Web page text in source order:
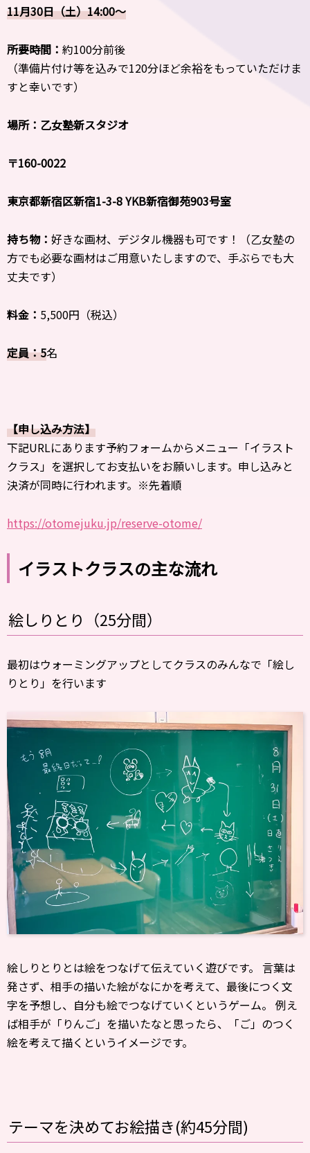
11月30日（土）14:00〜
所要時間： 約100分前後
（準備片付け等を込みで120分ほど余裕をもっていただけま
すと幸いです）
場所：乙女塾新スタジオ
〒160-0022
東京都新宿区新宿1-3-8 YKB新宿御苑903号室
持ち物： 好きな画材、デジタル機器も可です！（乙女塾の
方でも必要な画材はご用意いたしますので、手ぶらでも大
丈夫です）
料金： 5,500円（税込）
定員：5名
【申し込み方法】
下記URLにあります予約フォームからメニュー「イラスト
クラス」を選択してお支払いをお願いします。申し込みと
決済が同時に行われます。※先着順
https://otomejuku.jp/reserve-otome/
イラストクラスの主な流れ
絵しりとり（25分間）
最初はウォーミングアップとしてクラスのみんなで「絵し
りとり」を行います
絵しりとりとは絵をつなげて伝えていく遊びです。 言葉は
発さず、相手の描いた絵がなにかを考えて、最後につく文
字を予想し、自分も絵でつなげていくというゲーム。 例え
ば相手が「りんご」を描いたなと思ったら、「ご」のつく
絵を考えて描くというイメージです。
テーマを決めてお絵描き(約45分間)